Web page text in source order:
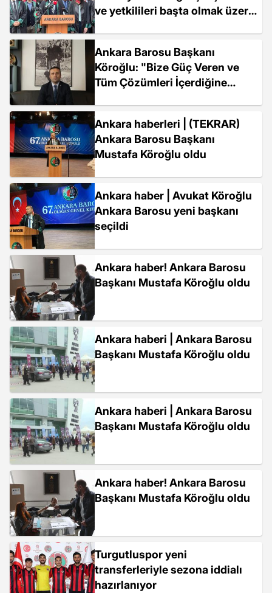
ve yetkilileri başta olmak üzere,
Ankara Barosu Başkanı
Köroğlu: "Bize Güç Veren ve
Tüm Çözümleri İçerdiğine
Cumhuriyetimizin 99....
Ankara haberleri | (TEKRAR)
Ankara Barosu Başkanı
Mustafa Köroğlu oldu
Ankara haber | Avukat Köroğlu
Ankara Barosu yeni başkanı
seçildi
Ankara haber! Ankara Barosu
Başkanı Mustafa Köroğlu oldu
Ankara haberi | Ankara Barosu
Başkanı Mustafa Köroğlu oldu
Ankara haberi | Ankara Barosu
Başkanı Mustafa Köroğlu oldu
Ankara haber! Ankara Barosu
Başkanı Mustafa Köroğlu oldu
Turgutluspor yeni
transferleriyle sezona iddialı
hazırlanıyor